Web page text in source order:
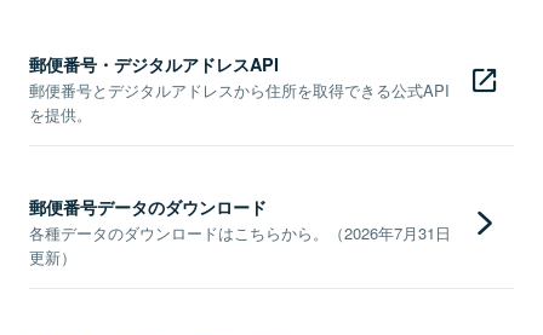
郵便番号・デジタルアドレスAPI
郵便番号とデジタルアドレスから住所を取得できる公式API
を提供。
郵便番号データのダウンロード
各種データのダウンロードはこちらから。（2026年7月31日
更新）